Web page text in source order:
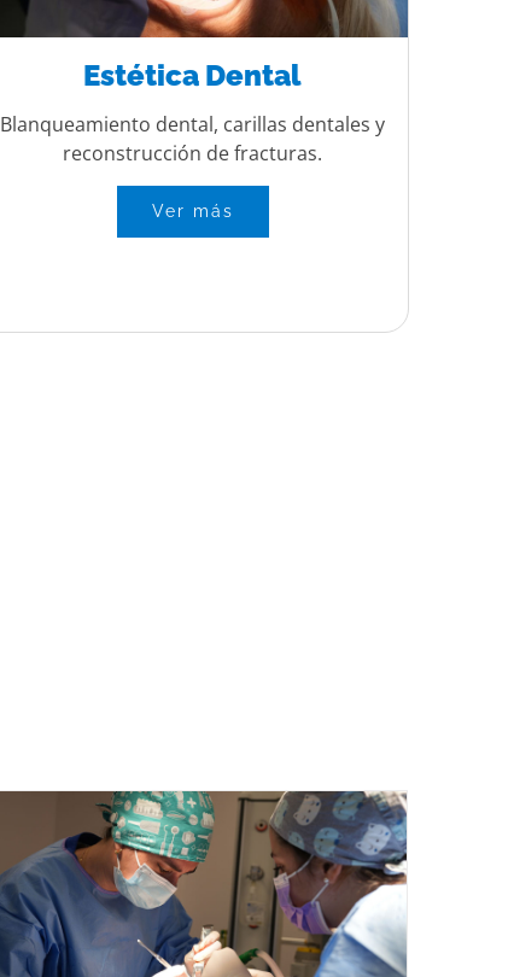
Estética Dental
Blanqueamiento dental, carillas dentales y
reconstrucción de fracturas.
Ver más